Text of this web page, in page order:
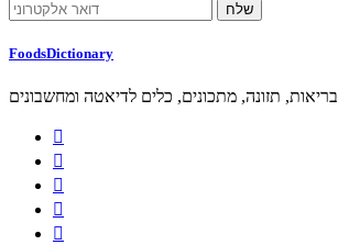
FoodsDictionary
בריאות, תזונה, מתכונים, כלים לדיאטה ומחשבונים




